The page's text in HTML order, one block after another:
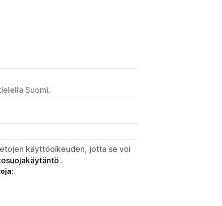
Suomi.
käyttöoikeuden, jotta se voi
.